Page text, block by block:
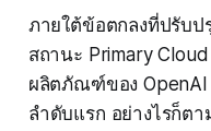
ภายใต้ข้อตกลงที่ปรับป
สถานะ Primary
ผลิตภัณฑ์ของ OpenAI
ลำดับแรก อย่างไรก็ต